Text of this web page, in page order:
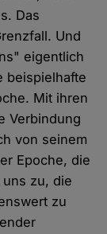
Das
Und
eigentlich
beispielhafte
Mit ihren
Verbindung
von seinem
Epoche, die
zu, die
zu